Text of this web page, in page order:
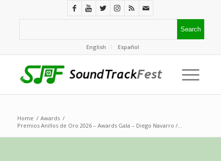
English Español
Home / Awards /
Premios Anillos de Oro 2026 – Awards Gala – Diego Navarro /...